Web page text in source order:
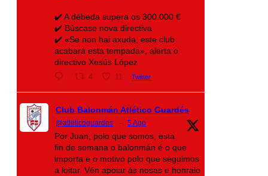
✔️ A débeda supera os 300.000 €
✔️ Búscase nova directiva
✔️ «Se non hai axuda, este club
acabará esta tempada», alerta o
directivo Xesús López
4 11 Twitter
Club Balonmán Atlético Guardés
@atleticoguardes · 5 Ago
Por Juan, polo que somos, esta
fin de semana o balonmán é o que
importa e o motivo polo que seguimos
a loitar. Vén apoiar ás nosas e honralo